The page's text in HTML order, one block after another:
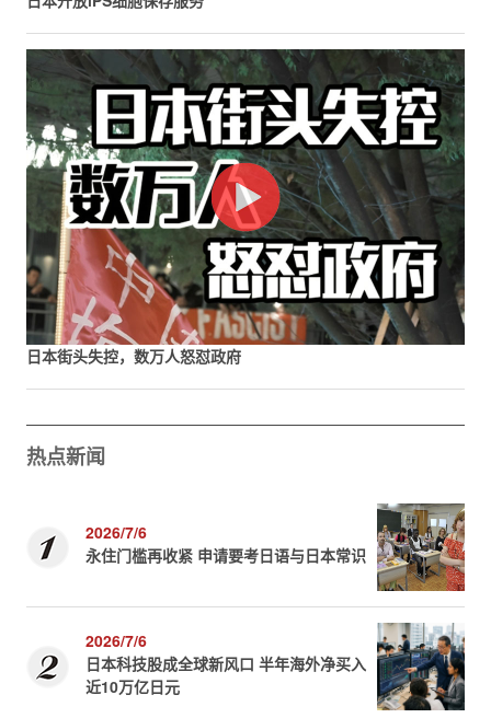
日本街头失控，数万人怒怼政府
热点新闻
2026/7/6
永住门槛再收紧 申请要考日语与日本常识
2026/7/6
日本科技股成全球新风口 半年海外净买入
近10万亿日元